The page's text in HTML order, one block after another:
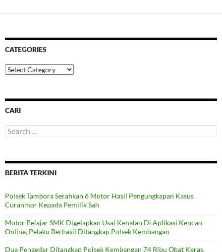
CATEGORIES
Categories
CARI
Search
for:
BERITA TERKINI
Polsek Tambora Serahkan 6 Motor Hasil Pengungkapan Kasus
Curanmor Kepada Pemilik Sah
Motor Pelajar SMK Digelapkan Usai Kenalan Di Aplikasi Kencan
Online, Pelaku Berhasil Ditangkap Polsek Kembangan
Dua Pengedar Ditangkap Polsek Kembangan 74 Ribu Obat Keras,